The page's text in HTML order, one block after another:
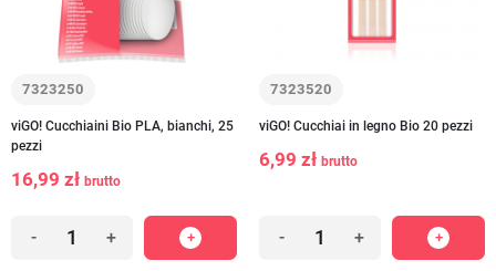
7323250
viGO! Cucchiaini Bio PLA, bianchi, 25
pezzi
16,99 zł brutto
- +
7323520
viGO! Cucchiai in legno Bio 20 pezzi
6,99 zł brutto
- +